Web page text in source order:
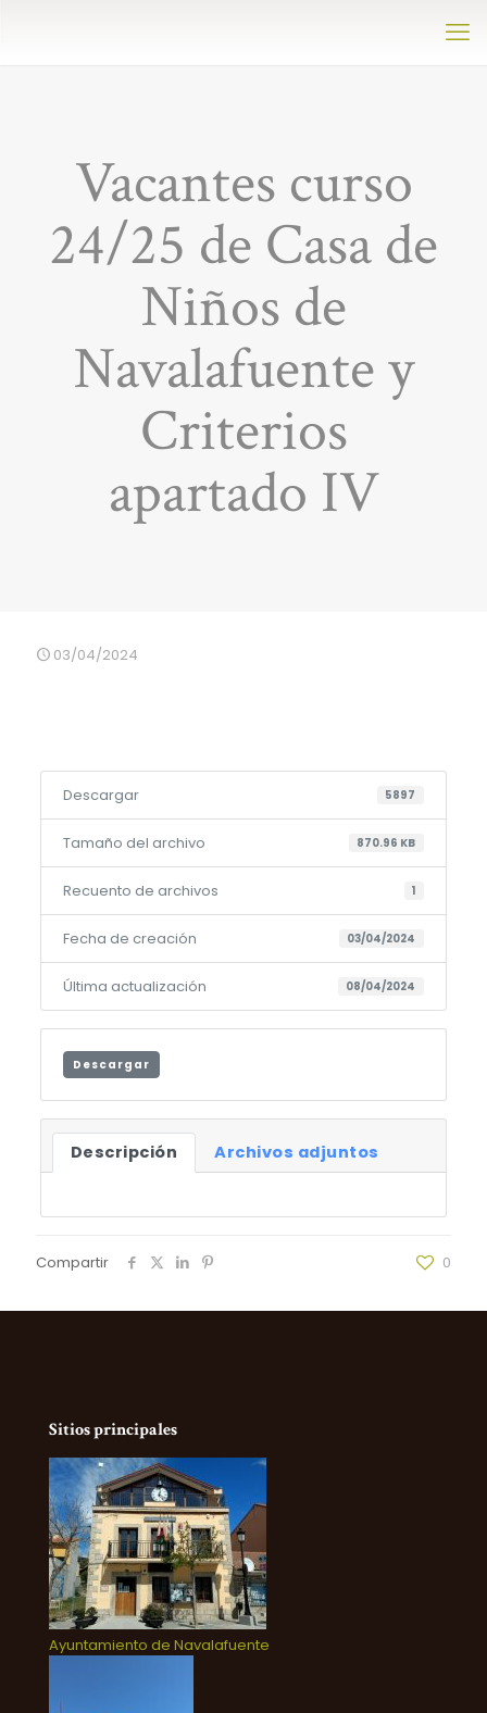
Vacantes curso
24/25 de Casa de
Niños de
Navalafuente y
Criterios
apartado IV
03/04/2024
Descargar 5897
Tamaño del archivo 870.96 KB
Recuento de archivos 1
Fecha de creación 03/04/2024
Última actualización 08/04/2024
Descargar
Descripción Archivos adjuntos
Compartir 0
Sitios principales
Ayuntamiento de Navalafuente